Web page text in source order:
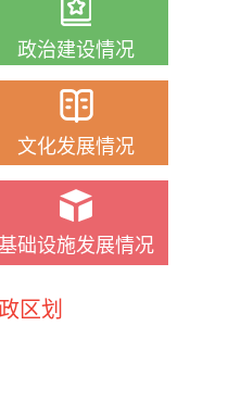
政治建设情况
文化发展情况
础设施发展情况
区划